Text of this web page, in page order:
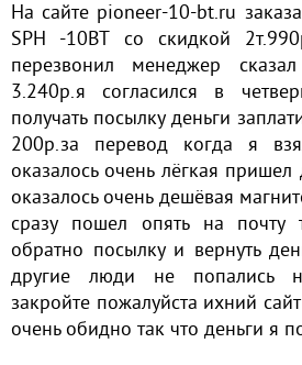
На сайте pioneer-10-bt.ru
SPH -10BT со скидкой
перезвонил менеджер
3.240р.я согласился в
получать посылку деньги
200р.за перевод когда я
оказалось очень лёгкая
оказалось очень дешёвая
сразу пошел опять на почту
обратно посылку и вернуть
другие люди не попались
закройте пожалуйста ихний
очень обидно так что деньги я